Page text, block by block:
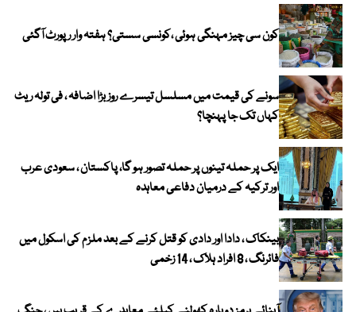
کون سی چیز مہنگی ہوئی ،کونسی سستی؟ ہفتہ وار رپورٹ آگئی
سونے کی قیمت میں مسلسل تیسرے روز بڑا اضافہ ، فی تولہ ریٹ
کہاں تک جا پہنچا؟
ایک پر حملہ تینوں پر حملہ تصور ہو گا، پاکستان ، سعودی عرب
اور ترکیہ کے درمیان دفاعی معاہدہ
بینکاک ، دادا اور دادی کو قتل کرنے کے بعد ملزم کی اسکول میں
فائرنگ ، 8 افراد ہلاک ، 14 زخمی